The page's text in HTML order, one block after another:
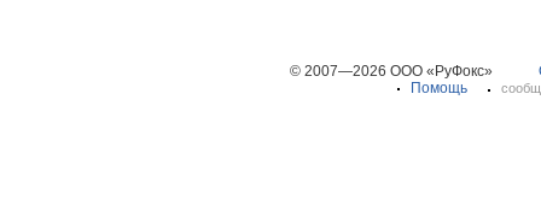
© 2007—2026 ООО «РуФокс»
Помощь